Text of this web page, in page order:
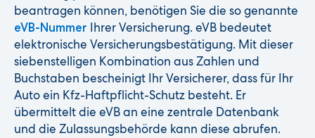
beantragen können, benötigen Sie die so genannte
eVB-Nummer Ihrer Versicherung. eVB bedeutet
elektronische Versicherungsbestätigung. Mit dieser
siebenstelligen Kombination aus Zahlen und
Buchstaben bescheinigt Ihr Versicherer, dass für Ihr
Auto ein Kfz-Haftpflicht-Schutz besteht. Er
übermittelt die eVB an eine zentrale Datenbank
und die Zulassungsbehörde kann diese abrufen.